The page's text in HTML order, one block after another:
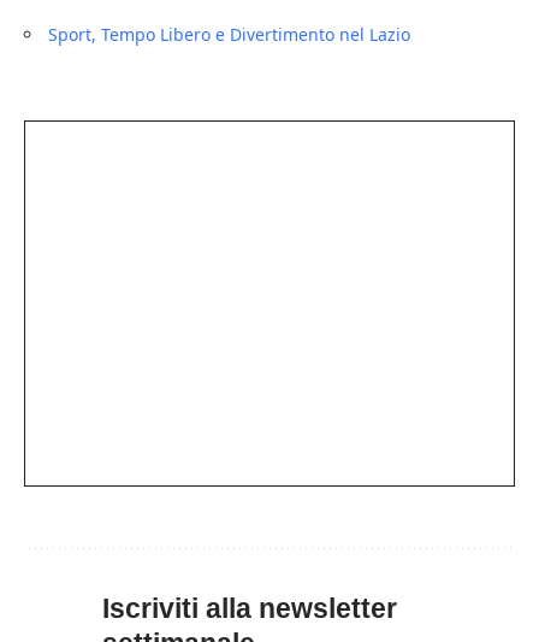
Sport, Tempo Libero e Divertimento nel Lazio
Iscriviti alla newsletter